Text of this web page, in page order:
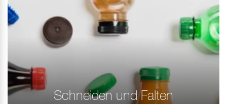
Schneiden und Falten